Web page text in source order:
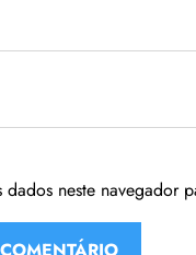
dados neste navegador